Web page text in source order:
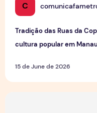
C
Tradição das Ruas da
cultura popular em
15 de June de 2026